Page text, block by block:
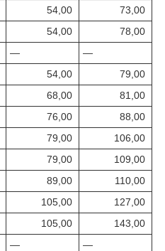
54,00
73,00
54,00
78,00
—
—
54,00
79,00
68,00
81,00
76,00
88,00
79,00
106,00
79,00
109,00
89,00
110,00
105,00
127,00
105,00
143,00
—
—